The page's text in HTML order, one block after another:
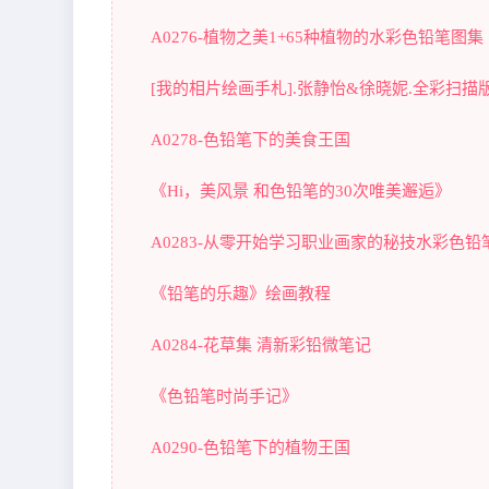
A0276-植物之美1+65种植物的水彩色铅笔图集
[我的相片绘画手札].张静怡&徐晓妮.全彩扫描
A0278-色铅笔下的美食王国
《Hi，美风景 和色铅笔的30次唯美邂逅》
A0283-从零开始学习职业画家的秘技水彩色铅
《铅笔的乐趣》绘画教程
A0284-花草集 清新彩铅微笔记
《色铅笔时尚手记》
A0290-色铅笔下的植物王国